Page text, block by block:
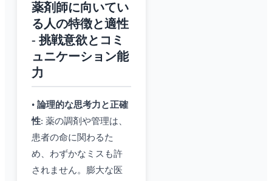
薬剤師に向いてい
る人の特徴と適性
- 挑戦意欲とコミ
ュニケーション能
力
• 論理的な思考力と正確
性: 薬の調剤や管理は、
患者の命に関わるた
め、わずかなミスも許
されません。膨大な医